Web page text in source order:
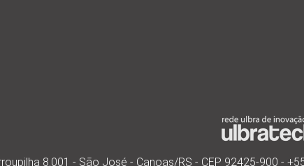
8.001 - São José - Canoas/RS - CEP 92425-900 -